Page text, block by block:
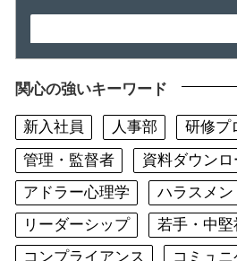
関心の強いキーワード
新入社員 人事部
研修プ
管理・監督者
資料ダウンロ
アドラー心理学
ハラスメン
リーダーシップ
若手・中堅
コンプライアンス
コミュ